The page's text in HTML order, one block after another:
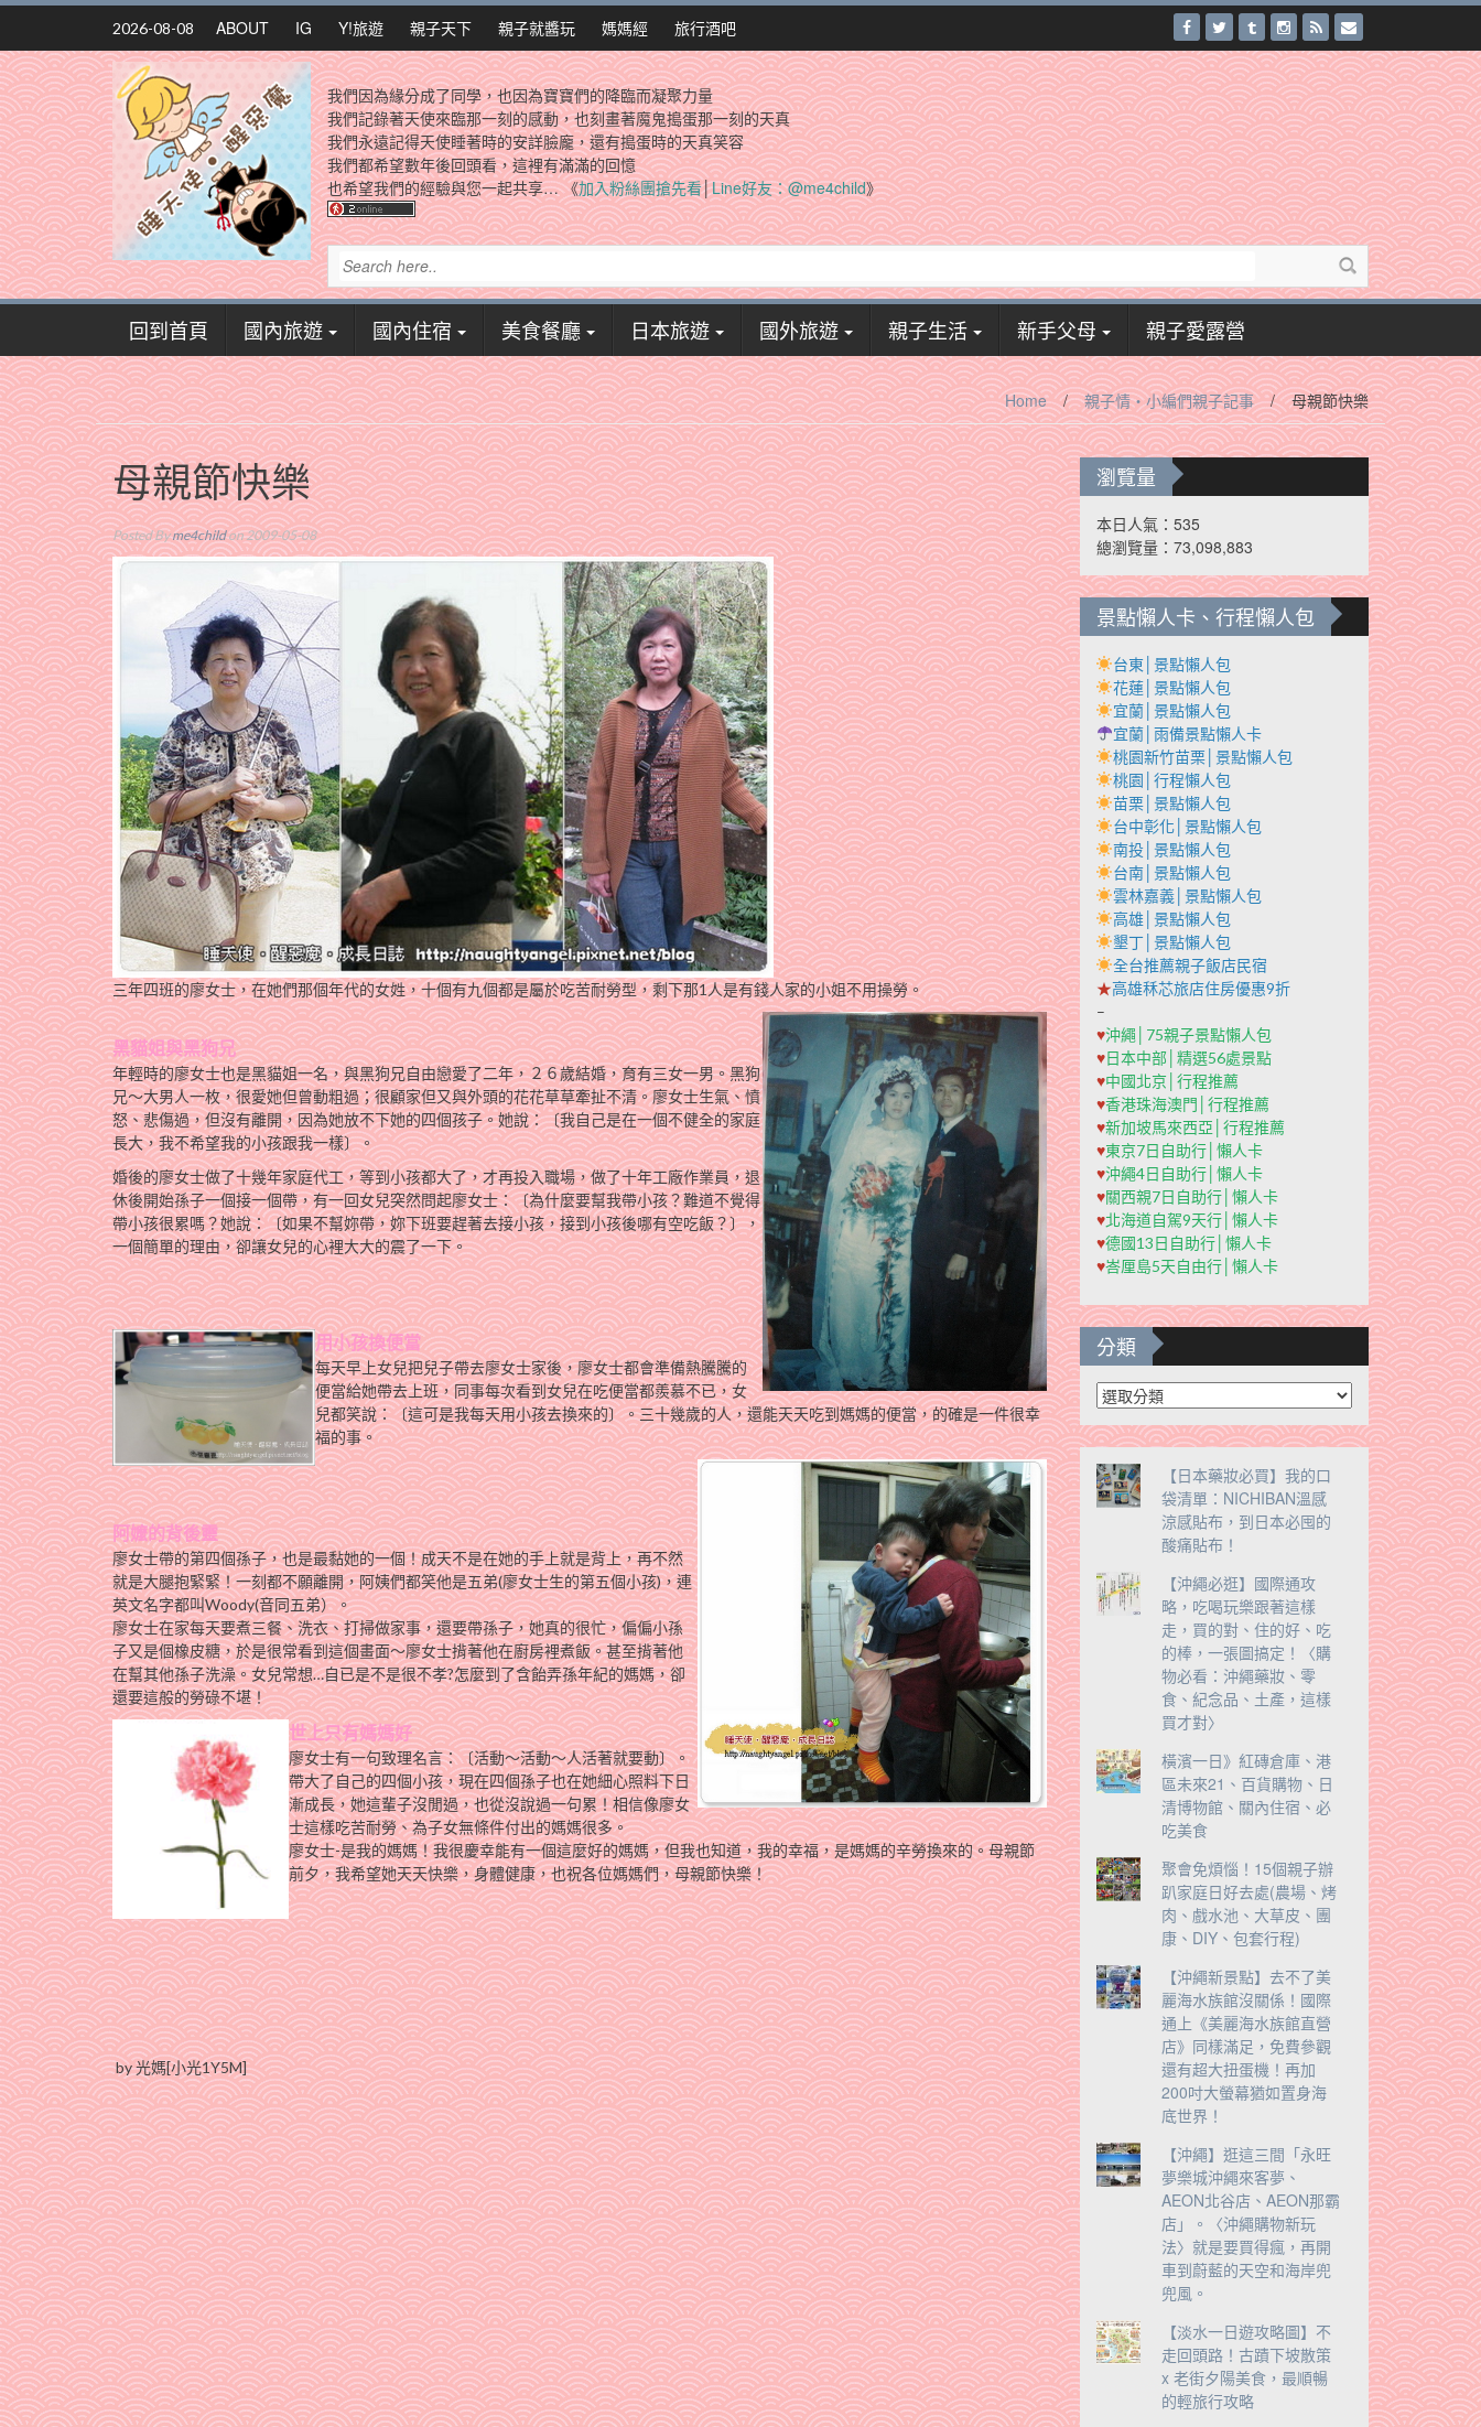
Skip
content
2026-08-08 ABOUT IG Y!旅遊 親子天下 親子就醬玩 媽媽經 旅行酒吧
我們因為緣分成了同學，也因為寶寶們的降臨而凝聚力量
我們記錄著天使來臨那一刻的感動，也刻畫著魔鬼搗蛋那一刻的天真
我們永遠記得天使睡著時的安詳臉龐，還有搗蛋時的天真笑容
我們都希望數年後回頭看，這裡有滿滿的回憶
也希望我們的經驗與您一起共享… 《加入粉絲團搶先看│Line好友：@me4child》
回到首頁 國內旅遊 國內住宿 美食餐廳 日本旅遊 國外旅遊 親子生活 新手父母 親子愛露營
Home / 親子情‧小編們親子記事 / 母親節快樂
母親節快樂
Posted Byme4childon 2009-05-08
三年四班的廖女士，在她們那個年代的女姓，十個有九個都是屬於吃苦耐勞型，剩下那1人是有錢人家的小姐不用操勞。
黑貓姐與黑狗兄
年輕時的廖女士也是黑貓姐一名，與黑狗兄自由戀愛了二年，２６歲結婚，育有三女一男。黑狗
兄～大男人一枚，很愛她但曾動粗過；很顧家但又與外頭的花花草草牽扯不清。廖女士生氣、憤
怒、悲傷過，但沒有離開，因為她放不下她的四個孩子。她說：〔我自己是在一個不健全的家庭
長大，我不希望我的小孩跟我一樣〕。
婚後的廖女士做了十幾年家庭代工，等到小孩都大了，才再投入職場，做了十年工廠作業員，退
休後開始孫子一個接一個帶，有一回女兒突然問起廖女士：〔為什麼要幫我帶小孩？難道不覺得
帶小孩很累嗎？她說：〔如果不幫妳帶，妳下班要趕著去接小孩，接到小孩後哪有空吃飯？〕，
一個簡單的理由，卻讓女兒的心裡大大的震了一下。
用小孩換便當
每天早上女兒把兒子帶去廖女士家後，廖女士都會準備熱騰騰的
便當給她帶去上班，同事每次看到女兒在吃便當都羨慕不已，女
兒都笑說：〔這可是我每天用小孩去換來的〕。三十幾歲的人，還能天天吃到媽媽的便當，的確是一件很幸
福的事。
阿嬤的背後靈
廖女士帶的第四個孫子，也是最黏她的一個！成天不是在她的手上就是背上，再不然
就是大腿抱緊緊！一刻都不願離開，阿姨們都笑他是五弟(廖女士生的第五個小孩)，連
英文名字都叫Woody(音同五弟）。
廖女士在家每天要煮三餐、洗衣、打掃做家事，還要帶孫子，她真的很忙，偏偏小孫
子又是個橡皮糖，於是很常看到這個畫面～廖女士揹著他在廚房裡煮飯。甚至揹著他
在幫其他孫子洗澡。女兒常想…自已是不是很不孝?怎麼到了含飴弄孫年紀的媽媽，卻
還要這般的勞碌不堪！
世上只有媽媽好
廖女士有一句致理名言：〔活動～活動～人活著就要動〕。
帶大了自己的四個小孩，現在四個孫子也在她細心照料下日
漸成長，她這輩子沒閒過，也從沒說過一句累！相信像廖女
士這樣吃苦耐勞、為子女無條件付出的媽媽很多。
廖女士-是我的媽媽！我很慶幸能有一個這麼好的媽媽，但我也知道，我的幸福，是媽媽的辛勞換來的。母親節
前夕，我希望她天天快樂，身體健康，也祝各位媽媽們，母親節快樂！
by 光媽[小光1Y5M]
瀏覽量
本日人氣：535
總瀏覽量：73,098,883
景點懶人卡、行程懶人包
台東│景點懶人包
花蓮│景點懶人包
宜蘭│景點懶人包
宜蘭│雨備景點懶人卡
桃園新竹苗栗│景點懶人包
桃園│行程懶人包
苗栗│景點懶人包
台中彰化│景點懶人包
南投│景點懶人包
台南│景點懶人包
雲林嘉義│景點懶人包
高雄│景點懶人包
墾丁│景點懶人包
全台推薦親子飯店民宿
★高雄秝芯旅店住房優惠9折
–
♥沖繩│75親子景點懶人包
♥日本中部│精選56處景點
♥中國北京│行程推薦
♥香港珠海澳門│行程推薦
♥新加坡馬來西亞│行程推薦
♥東京7日自助行│懶人卡
♥沖繩4日自助行│懶人卡
♥關西親7日自助行│懶人卡
♥北海道自駕9天行│懶人卡
♥德國13日自助行│懶人卡
♥峇厘島5天自由行│懶人卡
分類
分
類
【日本藥妝必買】我的口
袋清單：NICHIBAN溫感
涼感貼布，到日本必囤的
酸痛貼布！
【沖繩必逛】國際通攻
略，吃喝玩樂跟著這樣
走，買的對、住的好、吃
的棒，一張圖搞定！〈購
物必看：沖繩藥妝、零
食、紀念品、土產，這樣
買才對〉
橫濱一日》紅磚倉庫、港
區未來21、百貨購物、日
清博物館、關內住宿、必
吃美食
聚會免煩惱！15個親子辦
趴家庭日好去處(農場、烤
肉、戲水池、大草皮、團
康、DIY、包套行程)
【沖繩新景點】去不了美
麗海水族館沒關係！國際
通上《美麗海水族館直營
店》同樣滿足，免費參觀
還有超大扭蛋機！再加
200吋大螢幕猶如置身海
底世界！
【沖繩】逛這三間「永旺
夢樂城沖繩來客夢、
AEON北谷店、AEON那霸
店」。〈沖繩購物新玩
法〉就是要買得瘋，再開
車到蔚藍的天空和海岸兜
兜風。
【淡水一日遊攻略圖】不
走回頭路！古蹟下坡散策
x 老街夕陽美食，最順暢
的輕旅行攻略